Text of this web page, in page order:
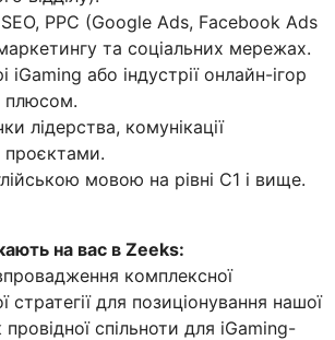
PPC (Google Ads, Facebook Ads
та соціальних мережах.
iGaming або індустрії онлайн-ігор
плюсом.
лідерства, комунікації
проєктами.
мовою на рівні С1 і вище.
на вас в Zeeks:
комплексної
стратегії для позиціонування нашої
спільноти для iGaming-